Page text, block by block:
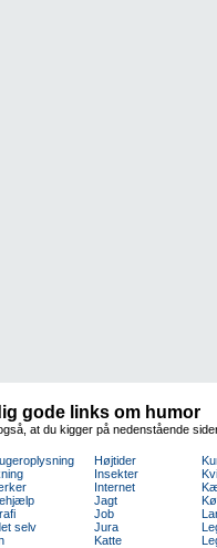
gode links om humor
at du kigger på nedenstående
selv
Højtider
Insekter
Internet
Jagt
Job
Jura
Katte